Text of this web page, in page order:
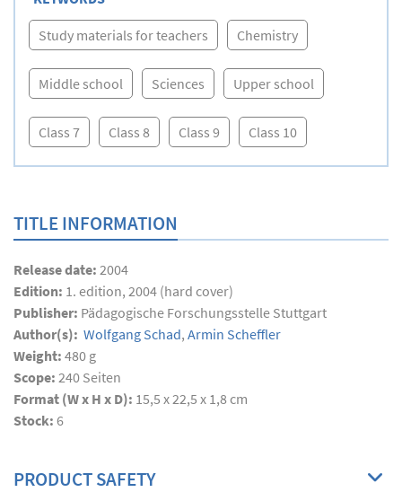
Study materials for teachers Chemistry
Middle school Sciences Upper school
Class 7 Class 8 Class 9 Class 10
TITLE INFORMATION
Release date: 2004
Edition: 1. edition, 2004 (hard cover)
Publisher: Pädagogische Forschungsstelle Stuttgart
Author(s): Wolfgang Schad, Armin Scheffler
Weight: 480 g
Scope: 240 Seiten
Format (W x H x D): 15,5 x 22,5 x 1,8 cm
Stock: 6
PRODUCT SAFETY